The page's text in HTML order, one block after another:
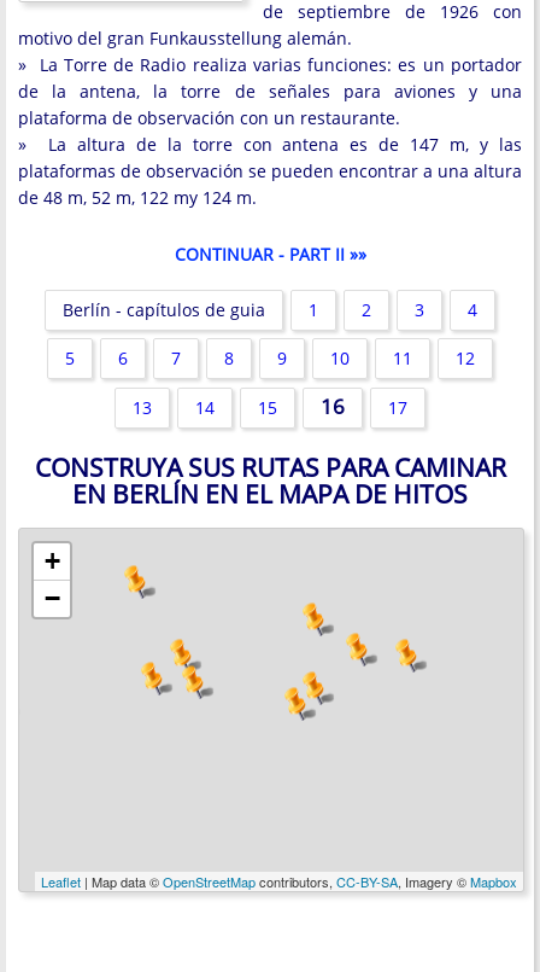
de septiembre de 1926 con
motivo del gran Funkausstellung alemán.
» La Torre de Radio realiza varias funciones: es un portador
de la antena, la torre de señales para aviones y una
plataforma de observación con un restaurante.
» La altura de la torre con antena es de 147 m, y las
plataformas de observación se pueden encontrar a una altura
de 48 m, 52 m, 122 my 124 m.
CONTINUAR - PART II »»
Berlín - capítulos de guia 1 2 3 4
5 6 7 8 9 10 11 12
13 14 15 16 17
CONSTRUYA SUS RUTAS PARA CAMINAR
EN BERLÍN EN EL MAPA DE HITOS
+
−
Leaflet | Map data ©OpenStreetMapcontributors, CC-BY-SA, Imagery ©Mapbox